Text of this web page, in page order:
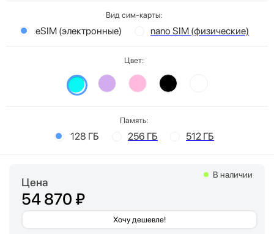
Вид сим-карты:
eSIM (электронные) nano SIM (физические)
Цвет:
Память:
128 ГБ 256 ГБ 512 ГБ
Цена
54 870 ₽
Хочу дешевле!
В наличии